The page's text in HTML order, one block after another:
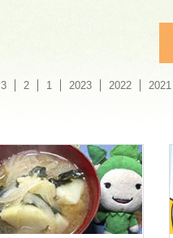
3 2 1 2023 2022 2021